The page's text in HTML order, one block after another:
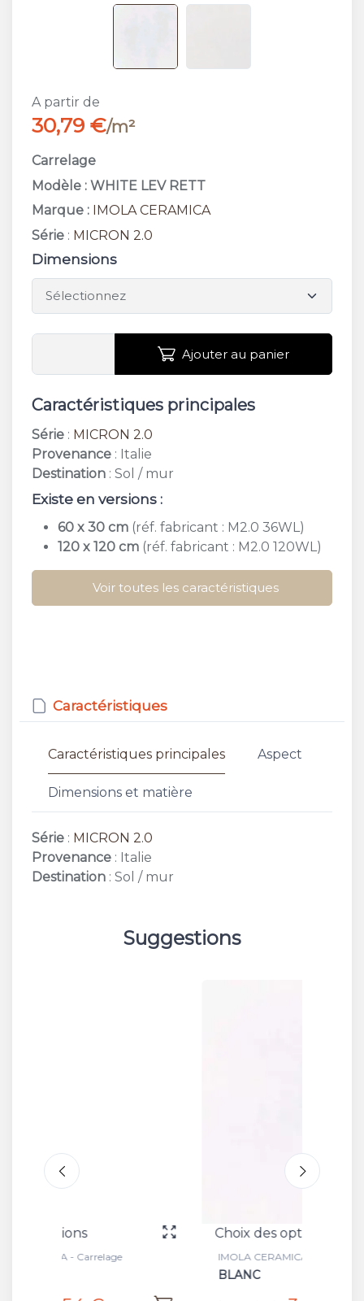
A partir de
30,79 €/m²
Carrelage
Modèle : WHITE LEV RETT
Marque : IMOLA CERAMICA
Série : MICRON 2.0
Dimensions
Ajouter au panier
Caractéristiques principales
Série : MICRON 2.0
Provenance : Italie
Destination : Sol / mur
Existe en versions :
60 x 30 cm (réf. fabricant : M2.0 36WL)
120 x 120 cm (réf. fabricant : M2.0 120WL)
Voir toutes les caractéristiques
Caractéristiques
Caractéristiques principales Aspect
Dimensions et matière
Série : MICRON 2.0
Provenance : Italie
Destination : Sol / mur
Suggestions
Choix des options
IMOLA CERAMICA - Carrelage